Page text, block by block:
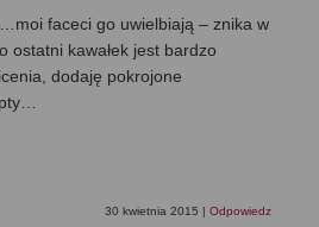
faceci go uwielbiają – znika w
kawałek jest bardzo
dodaję pokrojone
30 kwietnia 2015 | Odpowiedz